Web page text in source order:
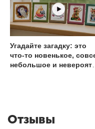
Угадайте загадку: это
что-то новенькое,
небольшое и
Отзывы